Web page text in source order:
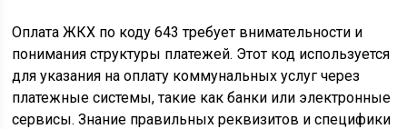
Оплата ЖКХ по коду 643 требует внимательности и
понимания структуры платежей. Этот код используется
для указания на оплату коммунальных услуг через
платежные системы, такие как банки или электронные
сервисы. Знание правильных реквизитов и специфики